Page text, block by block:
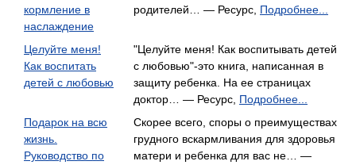
кормление в
наслаждение
родителей… — Ресурс, Подробнее...
Целуйте меня!
Как воспитать
детей с любовью
"Целуйте меня! Как воспитывать детей
с любовью"-это книга, написанная в
защиту ребенка. На ее страницах
доктор… — Ресурс, Подробнее...
Подарок на всю
жизнь.
Руководство по
Скорее всего, споры о преимуществах
грудного вскармливания для здоровья
матери и ребенка для вас не… —